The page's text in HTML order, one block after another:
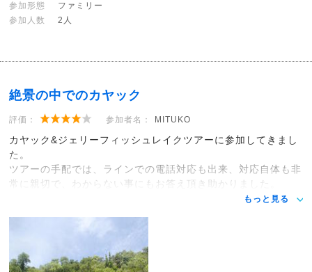
参加形態
ファミリー
参加人数
2人
絶景の中でのカヤック
評価： 参加者名： MITUKO
カヤック&ジェリーフィッシュレイクツアーに参加してきまし
た。
ツアーの手配では、ラインでの電話対応も出来、対応自体も非
常に親切で、わからない事にもお答え頂き助かりました。
もっと見る